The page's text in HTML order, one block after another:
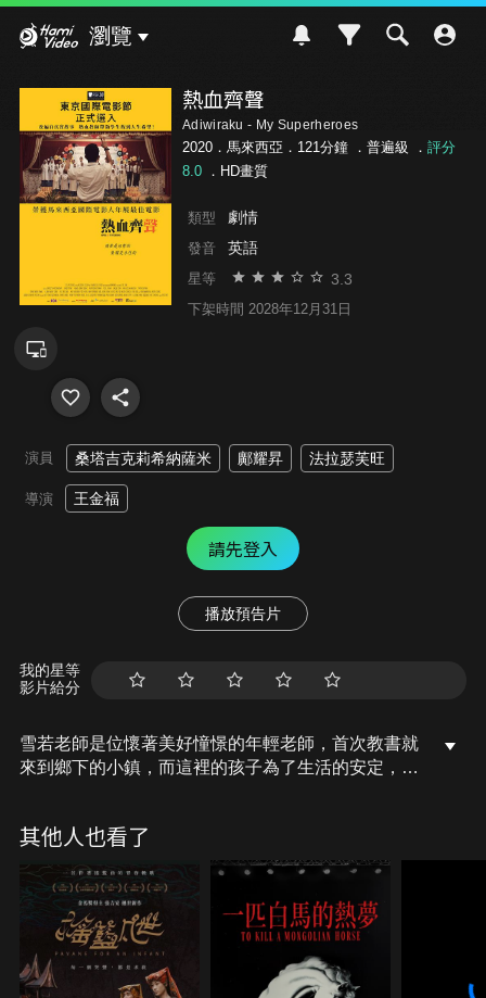
瀏覽
熱血齊聲
Adiwiraku - My Superheroes
2020．馬來西亞．121分鐘 ． 普遍級 ． 評分
8.0．HD畫質
類型 劇情
發音 英語
星等 3.3
下架時間 2028年12月31日
演員 桑塔吉克莉希納薩米 鄺耀昇 法拉瑟芙旺
導演 王金福
請先登入
播放預告片
我的星等
影片給分
雪若老師是位懷著美好憧憬的年輕老師，首次教書就
來到鄉下的小鎮，而這裡的孩子為了生活的安定，上
來，也對未來毫無想像。為了激勵孩子們，雪若老師
開始教導三十五名學生參加了縣級英文朗誦比賽，歷
經重重障礙，他們還需面對來自城市名校的優異隊
伍，他們能否突圍而出，拿到屬於自己的金牌？一場
淚水與歡笑織成的人生旅程即將啟程…
其他人也看了